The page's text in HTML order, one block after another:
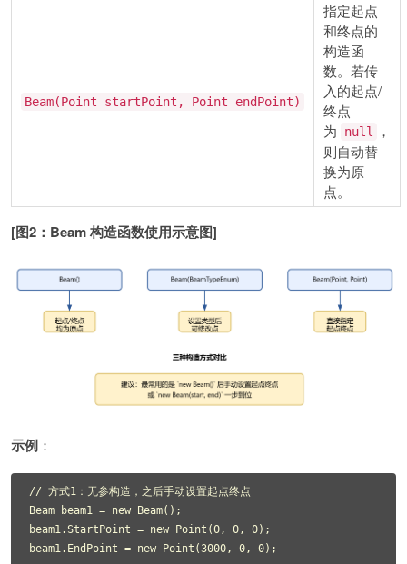
Beam(Point startPoint, Point endPoint)
指定起点
和终点的
构造函
数。若传
入的起点/
终点
为
null
，
则自动替
换为原
点。
[图2：Beam 构造函数使用示意图]
示例 ：
// 方式1：无参构造，之后手动设置起点终点
Beam beam1 = new Beam();
beam1.StartPoint = new Point(0, 0, 0);
beam1.EndPoint = new Point(3000, 0, 0);